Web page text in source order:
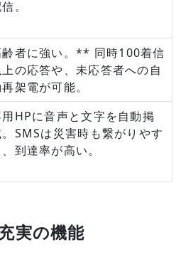
。
齢者に強い。** 同時100着信
上の応答や、未応答者への自
架電が可能。
HPに音声と文字を自動掲
SMSは災害時も繋がりやす
、到達率が高い。
実の機能